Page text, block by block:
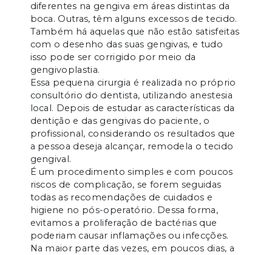
diferentes na gengiva em áreas distintas da
boca. Outras, têm alguns excessos de tecido.
Também há aquelas que não estão satisfeitas
com o desenho das suas gengivas, e tudo
isso pode ser corrigido por meio da
gengivoplastia.
Essa pequena cirurgia é realizada no próprio
consultório do dentista, utilizando anestesia
local. Depois de estudar as características da
dentição e das gengivas do paciente, o
profissional, considerando os resultados que
a pessoa deseja alcançar, remodela o tecido
gengival.
É um procedimento simples e com poucos
riscos de complicação, se forem seguidas
todas as recomendações de cuidados e
higiene no pós-operatório. Dessa forma,
evitamos a proliferação de bactérias que
poderiam causar inflamações ou infecções.
Na maior parte das vezes, em poucos dias, a